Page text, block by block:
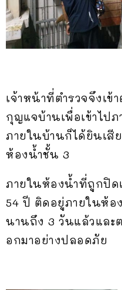
เจ้าหน้าที่ตำรวจจึงเข้
กุญแจบ้านเพื่อเข้าไปภ
ภายในบ้านก็ได้ยินเสี
ห้องน้ำชั้น 3
ภายในห้องน้ำที่ถูกปิด
54 ปี ติดอยู่ภายในห้อ
นานถึง 3 วันแล้วและ
อกมาอย่างปลอดภัย